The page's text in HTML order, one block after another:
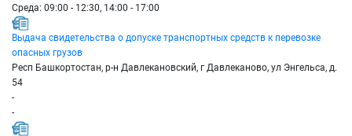
Среда: 09:00 - 12:30, 14:00 - 17:00
Выдача свидетельства о допуске транспортных средств к перевозке
опасных грузов
Респ Башкортостан, р-н Давлекановский, г Давлеканово, ул Энгельса, д.
54
-
-